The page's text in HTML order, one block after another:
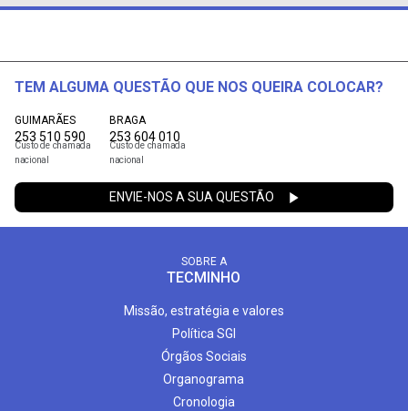
TEM ALGUMA QUESTÃO QUE NOS QUEIRA COLOCAR?
GUIMARÃES
253 510 590
Custo de chamada
nacional
BRAGA
253 604 010
Custo de chamada
nacional
ENVIE-NOS A SUA QUESTÃO
SOBRE A
TECMINHO
Missão, estratégia e valores
Política SGI
Órgãos Sociais
Organograma
Cronologia